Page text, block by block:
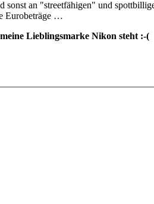
an "streetfähigen" und
Eurobeträge …
Lieblingsmarke Nikon steht :-(